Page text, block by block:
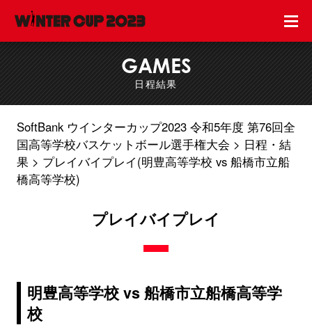
GAMES
日程結果
SoftBank ウインターカップ2023 令和5年度 第76回全
国高等学校バスケットボール選手権大会
日程・結
果
プレイバイプレイ(明豊高等学校 vs 船橋市立船
橋高等学校)
プレイバイプレイ
明豊高等学校 vs 船橋市立船橋高等学
校